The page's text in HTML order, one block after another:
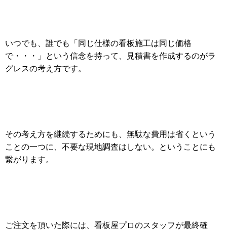
いつでも、誰でも「同じ仕様の看板施工は同じ価格
で・・・」という信念を持って、見積書を作成するのがラ
グレスの考え方です。
その考え方を継続するためにも、無駄な費用は省くという
ことの一つに、不要な現地調査はしない。ということにも
繋がります。
ご注文を頂いた際には、看板屋プロのスタッフが最終確